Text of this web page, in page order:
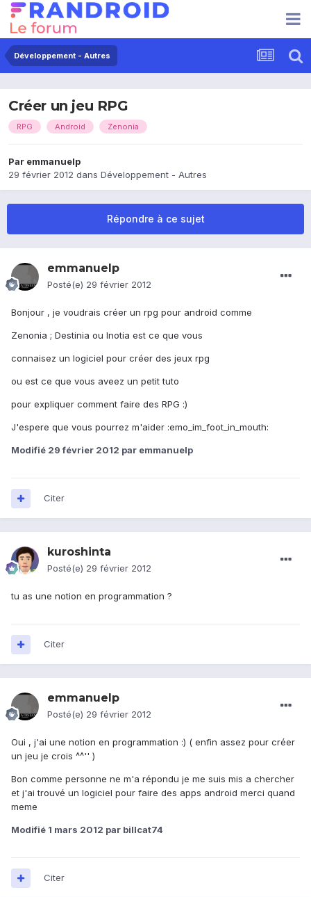
Développement - Autres
Créer un jeu RPG
RPG Android Zenonia
Par emmanuelp
29 février 2012 dans Développement - Autres
Répondre à ce sujet
emmanuelp
Posté(e) 29 février 2012
Bonjour , je voudrais créer un rpg pour android comme
Zenonia ; Destinia ou Inotia est ce que vous
connaisez un logiciel pour créer des jeux rpg
ou est ce que vous aveez un petit tuto
pour expliquer comment faire des RPG :)
J'espere que vous pourrez m'aider :emo_im_foot_in_mouth:
Modifié 29 février 2012 par emmanuelp
Citer
kuroshinta
Posté(e) 29 février 2012
tu as une notion en programmation ?
Citer
emmanuelp
Posté(e) 29 février 2012
Oui , j'ai une notion en programmation :) ( enfin assez pour créer
un jeu je crois ^^'' )
Bon comme personne ne m'a répondu je me suis mis a chercher
et j'ai trouvé un logiciel pour faire des apps android merci quand
meme
Modifié 1 mars 2012 par billcat74
Citer